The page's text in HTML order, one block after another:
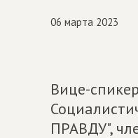
06 марта 2023
Вице-
ПРАВДУ",